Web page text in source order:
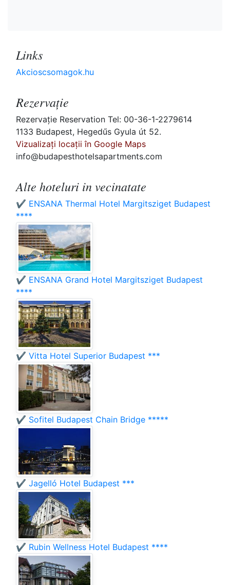
Links
Akcioscsomagok.hu
Rezervaţie
Rezervaţie Reservation Tel: 00-36-1-2279614
1133 Budapest, Hegedűs Gyula út 52.
Vizualizați locații în Google Maps
info@budapesthotelsapartments.com
Alte hoteluri in vecinatate
✔️ ENSANA Thermal Hotel Margitsziget Budapest
****
✔️ ENSANA Grand Hotel Margitsziget Budapest
****
✔️ Vitta Hotel Superior Budapest ***
✔️ Sofitel Budapest Chain Bridge *****
✔️ Jagelló Hotel Budapest ***
✔️ Rubin Wellness Hotel Budapest ****